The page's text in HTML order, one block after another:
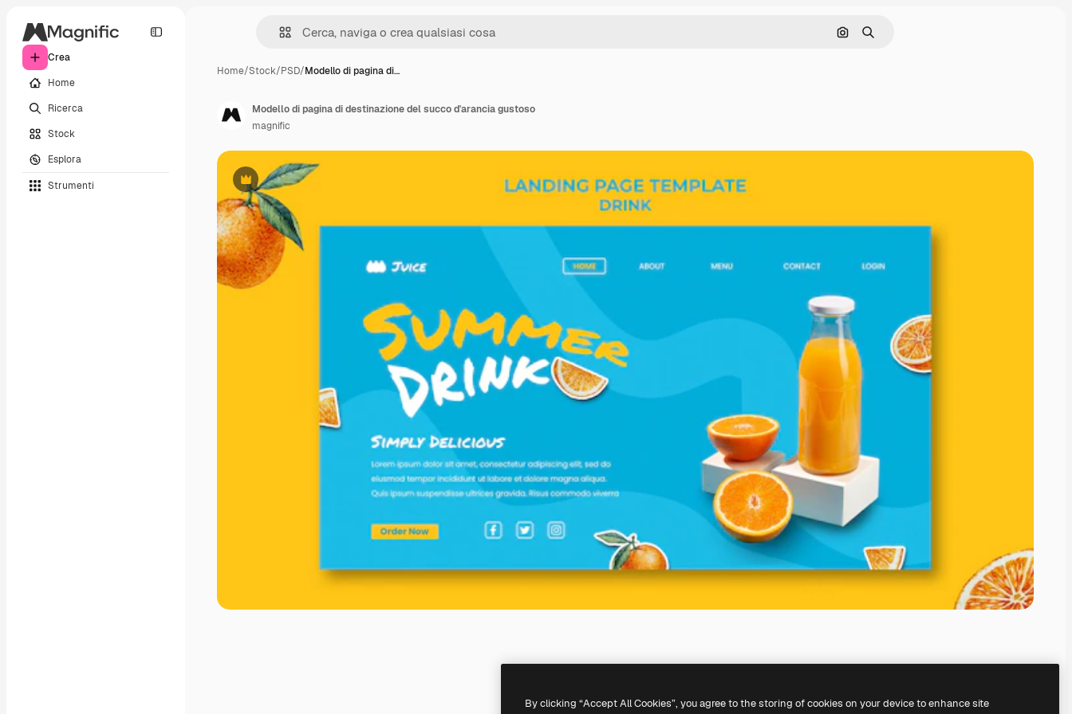
Crea
Home
Ricerca
Stock
Esplora
Strumenti
Cerca per immagine
Ricerca
Home/Stock/PSD/Modello di pagina di…
Premium
Modello di pagina di destinazione del succo d'arancia gustoso
magnific
By clicking “Accept All Cookies”, you agree to the storing of cookies on your device to enhance site